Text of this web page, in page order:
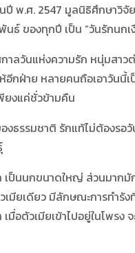
.ศ. 2547 มูลนิธิศึกษาวิจัยน
นธ์ ของทุกปี เป็น “วันรักน
วันแห่งความรัก หนุ่มสาวต่
อีกฝ่าย หลายคนถือเอาวันนี้
ยงแค่ชั่วข้ามคืน
รมชาติ รักแท้ไม่ต้องรอวัน
นกขนาดใหญ่ ส่วนมากมักจ
เมียเดียว มีลักษณะการทำรั
มื่อตัวเมียเข้าไปอยู่ในโพรง